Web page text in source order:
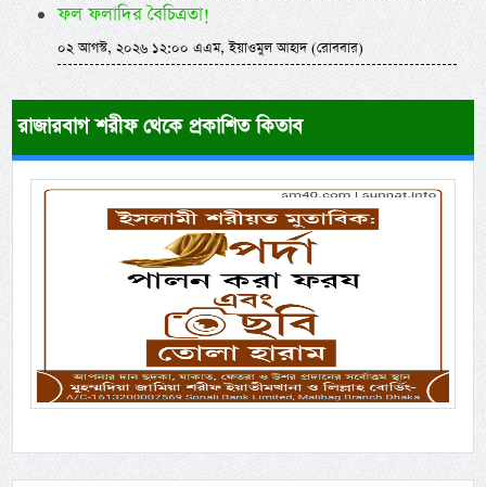
ফল ফলাদির বৈচিত্রতা!
০২ আগস্ট, ২০২৬ ১২:০০ এএম, ইয়াওমুল আহাদ (রোববার)
রাজারবাগ শরীফ থেকে প্রকাশিত কিতাব